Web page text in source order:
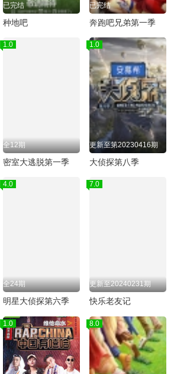
已完结
种地吧
已完结
奔跑吧兄弟第一季
1.0
全12期
密室大逃脱第一季
1.0
更新至第20230416期
大侦探第八季
4.0
全24期
明星大侦探第六季 快乐老友记
1.0 8.0